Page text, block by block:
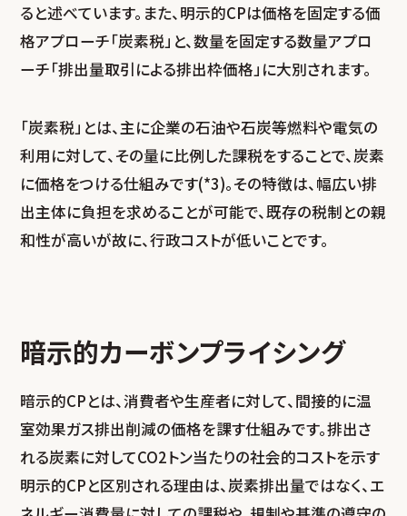
ると述べています。また、明示的CPは価格を固定する価
格アプローチ「炭素税」と、数量を固定する数量アプロ
ーチ「排出量取引による排出枠価格」に大別されます。
「炭素税」とは、主に企業の石油や石炭等燃料や電気の
利用に対して、その量に比例した課税をすることで、炭素
に価格をつける仕組みです(*3)。その特徴は、幅広い排
出主体に負担を求めることが可能で、既存の税制との親
和性が高いが故に、行政コストが低いことです。
暗示的カーボンプライシング
暗示的CPとは、消費者や生産者に対して、間接的に温
室効果ガス排出削減の価格を課す仕組みです。排出さ
れる炭素に対してCO2トン当たりの社会的コストを示す
明示的CPと区別される理由は、炭素排出量ではなく、エ